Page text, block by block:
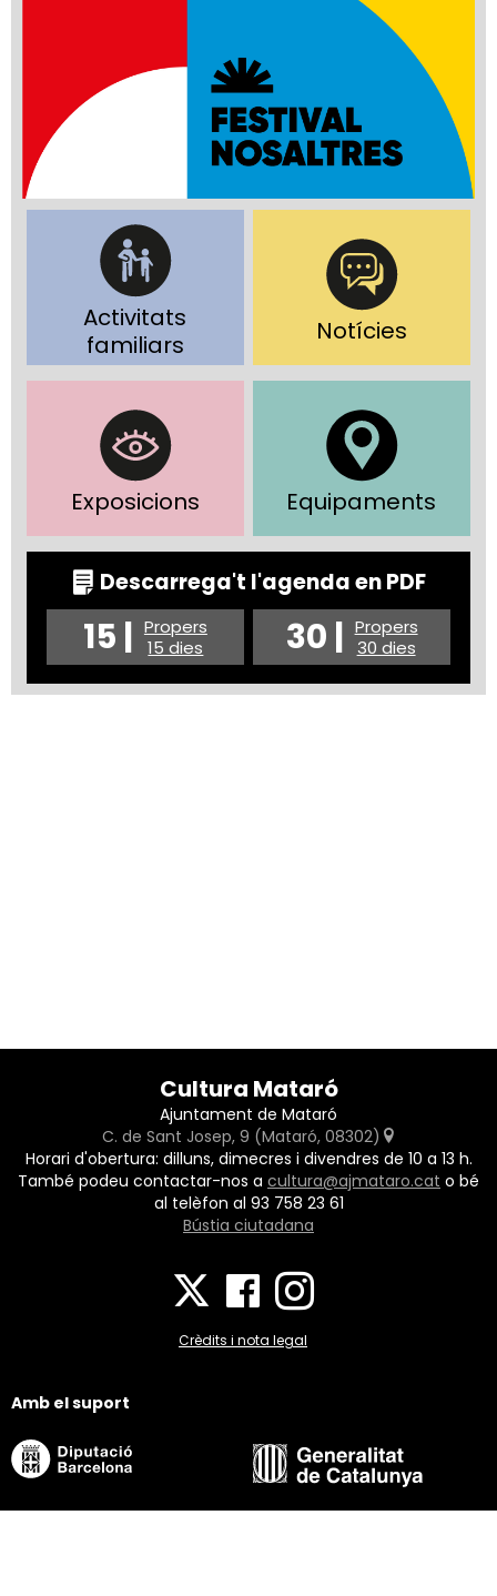
Activitats
familiars
Notícies
Exposicions Equipaments
Descarrega't l'agenda en PDF
15 | Propers
15 dies
30 | Propers
30 dies
Cultura Mataró
Ajuntament de Mataró
C. de Sant Josep, 9 (Mataró, 08302)
Horari d'obertura: dilluns, dimecres i divendres de 10 a 13 h.
També podeu contactar-nos a cultura@ajmataro.cat o bé
al telèfon al 93 758 23 61
Bústia ciutadana
Crèdits i nota legal
Amb el suport